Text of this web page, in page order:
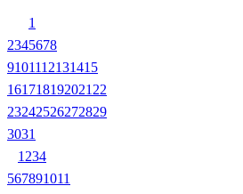
1
2345678
9101112131415
16171819202122
23242526272829
3031
1234
567891011